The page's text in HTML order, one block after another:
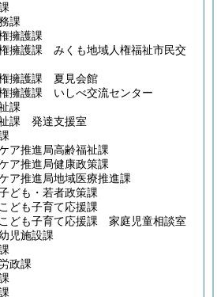
課
擁護課
擁護課 みくも地域人権福祉市民交
擁護課 夏見会館
擁護課 いしべ交流センター
課
課 発達支援室
ア推進局高齢福祉課
ア推進局健康政策課
ア推進局地域医療推進課
ども・若者政策課
ども子育て応援課
ども子育て応援課 家庭児童相談室
児施設課
政課